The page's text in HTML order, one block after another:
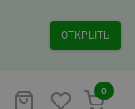
ОТКРЫТЬ
0